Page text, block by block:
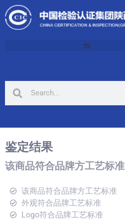
鉴定结果
该商品符合品牌方工艺标准
该商品符合品牌方工艺标准
外观符合品牌工艺标准
Logo符合品牌工艺标准